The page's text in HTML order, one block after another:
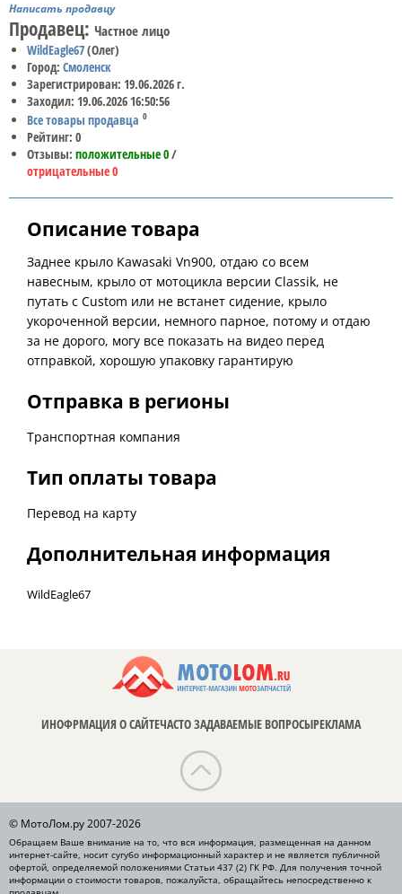
Написать продавцу
Продавец: Частное лицо
WildEagle67(Олег)
Город: Смоленск
Зарегистрирован: 19.06.2026 г.
Заходил: 19.06.2026 16:50:56
Все товары продавца 0
Рейтинг: 0
Отзывы: положительные 0/
отрицательные 0
Описание товара
Заднее крыло Kawasaki Vn900, отдаю со всем
навесным, крыло от мотоцикла версии Classik, не
путать с Custom или не встанет сидение, крыло
укороченной версии, немного парное, потому и отдаю
за не дорого, могу все показать на видео перед
отправкой, хорошую упаковку гарантирую
Отправка в регионы
Транспортная компания
Тип оплаты товара
Перевод на карту
Дополнительная информация
WildEagle67
ИНОФРМАЦИЯ О САЙТЕЧАСТО ЗАДАВАЕМЫЕ ВОПРОСЫРЕКЛАМА
© МотоЛом.ру 2007-2026
Обращаем Ваше внимание на то, что вся информация, размещенная на данном
интернет-сайте, носит сугубо информационный характер и не является публичной
офертой, определяемой положениями Статьи 437 (2) ГК РФ. Для получения точной
информации о стоимости товаров, пожалуйста, обращайтесь непосредственно к